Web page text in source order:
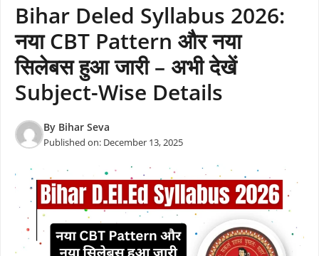
Bihar Deled Syllabus 2026:
नया CBT Pattern और नया
सिलेबस हुआ जारी – अभी देखें
Subject-Wise Details
By Bihar Seva
Published on: December 13, 2025